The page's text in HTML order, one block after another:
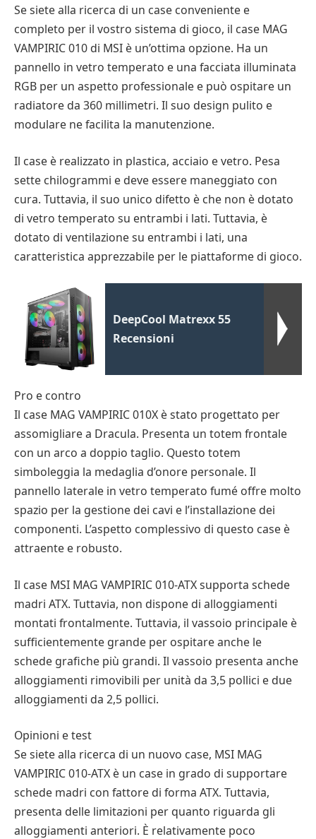
Se siete alla ricerca di un case conveniente e
completo per il vostro sistema di gioco, il case MAG
VAMPIRIC 010 di MSI è un’ottima opzione. Ha un
pannello in vetro temperato e una facciata illuminata
RGB per un aspetto professionale e può ospitare un
radiatore da 360 millimetri. Il suo design pulito e
modulare ne facilita la manutenzione.
Il case è realizzato in plastica, acciaio e vetro. Pesa
sette chilogrammi e deve essere maneggiato con
cura. Tuttavia, il suo unico difetto è che non è dotato
di vetro temperato su entrambi i lati. Tuttavia, è
dotato di ventilazione su entrambi i lati, una
caratteristica apprezzabile per le piattaforme di gioco.
DeepCool Matrexx 55
Recensioni
Pro e contro
Il case MAG VAMPIRIC 010X è stato progettato per
assomigliare a Dracula. Presenta un totem frontale
con un arco a doppio taglio. Questo totem
simboleggia la medaglia d’onore personale. Il
pannello laterale in vetro temperato fumé offre molto
spazio per la gestione dei cavi e l’installazione dei
componenti. L’aspetto complessivo di questo case è
attraente e robusto.
Il case MSI MAG VAMPIRIC 010-ATX supporta schede
madri ATX. Tuttavia, non dispone di alloggiamenti
montati frontalmente. Tuttavia, il vassoio principale è
sufficientemente grande per ospitare anche le
schede grafiche più grandi. Il vassoio presenta anche
alloggiamenti rimovibili per unità da 3,5 pollici e due
alloggiamenti da 2,5 pollici.
Opinioni e test
Se siete alla ricerca di un nuovo case, MSI MAG
VAMPIRIC 010-ATX è un case in grado di supportare
schede madri con fattore di forma ATX. Tuttavia,
presenta delle limitazioni per quanto riguarda gli
alloggiamenti anteriori. È relativamente poco